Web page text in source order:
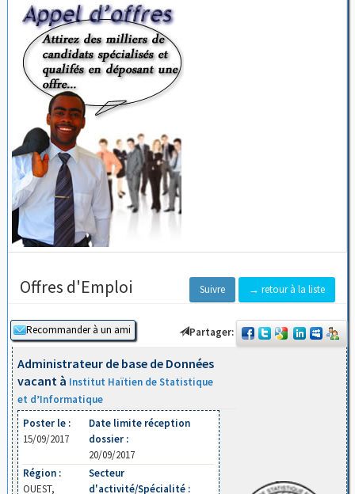
Offres d'Emploi Suivre → retour à la liste
Partager:
Administrateur de base de Données
vacant à Institut Haïtien de Statistique
et d’Informatique
Poster le :
15/09/2017
Date limite réception
dossier :
20/09/2017
Région :
OUEST,
Secteur
d'activité/Spécialité :